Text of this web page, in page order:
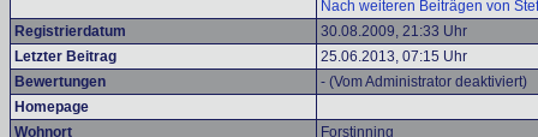
Nach weiteren Beiträgen von
Registrierdatum
30.08.2009, 21:33 Uhr
Letzter Beitrag
25.06.2013, 07:15 Uhr
Bewertungen
- (Vom Administrator deaktiviert)
Homepage
Wohnort
Forstinning